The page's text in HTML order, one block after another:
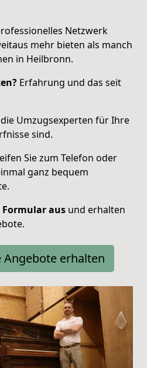
Netzwerk
mehr bieten als manch
in Heilbronn.
Erfahrung und das seit
Umzugsexperten für Ihre
sind.
Sie zum Telefon oder
ganz bequem
Formular aus und erhalten
Angebote erhalten